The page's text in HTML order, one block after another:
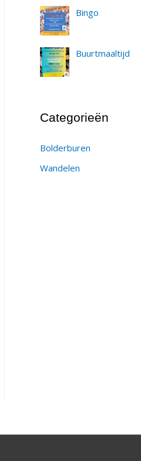
Bingo
Buurtmaaltijd
Categorieën
Bolderburen
Wandelen